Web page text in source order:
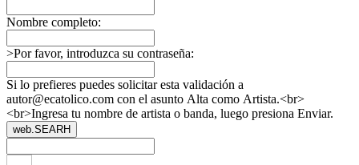
Nombre completo:
>Por favor, introduzca su contraseña:
Si lo prefieres puedes solicitar esta validación a
autor@ecatolico.com con el asunto Alta como Artista.<br>
<br>Ingresa tu nombre de artista o banda, luego presiona Enviar.
web.SEARH